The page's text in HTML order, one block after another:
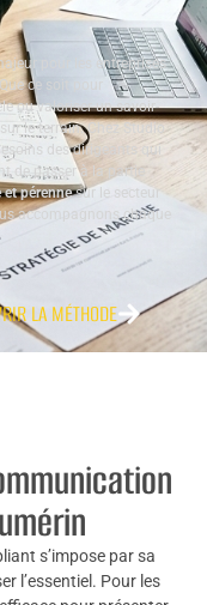
pour les entreprises
ce soit pour
ou valoriser un savoir-
le terrain. Chez Studio
des dirigeants qui
passer à la partie
et pérennesur le secteur
accompagnons chaque
LA MÉTHODE
s’impose par sa
l’essentiel. Pour les